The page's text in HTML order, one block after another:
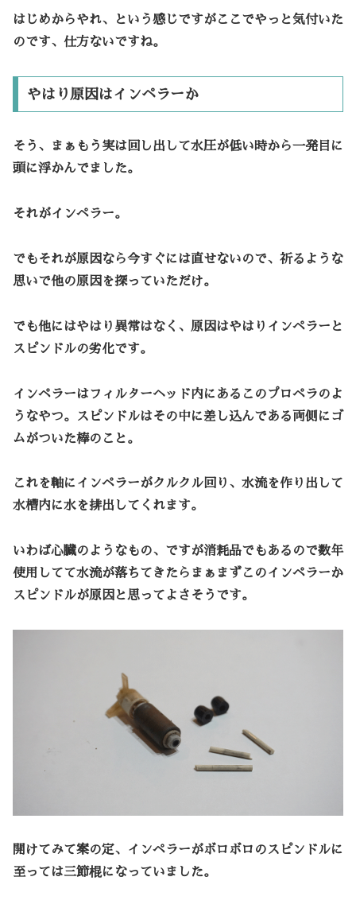
はじめからやれ、という感じですがここでやっと気付いた
のです、仕方ないですね。
やはり原因はインペラーか
そう、まぁもう実は回し出して水圧が低い時から一発目に
頭に浮かんでました。
それがインペラー。
でもそれが原因なら今すぐには直せないので、祈るような
思いで他の原因を探っていただけ。
でも他にはやはり異常はなく、原因はやはりインペラーと
スピンドルの劣化です。
インペラーはフィルターヘッド内にあるこのプロペラのよ
うなやつ。スピンドルはその中に差し込んである両側にゴ
ムがついた棒のこと。
これを軸にインペラーがクルクル回り、水流を作り出して
水槽内に水を排出してくれます。
いわば心臓のようなもの、ですが消耗品でもあるので数年
使用してて水流が落ちてきたらまぁまずこのインペラーか
スピンドルが原因と思ってよさそうです。
開けてみて案の定、インペラーがボロボロのスピンドルに
至っては三節棍になっていました。